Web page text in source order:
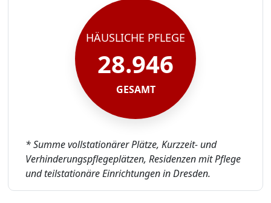
HÄUSLICHE PFLEGE
28.946
GESAMT
* Summe vollstationärer Plätze, Kurzzeit- und
Verhinderungspflegeplätzen, Residenzen mit Pflege
und teilstationäre Einrichtungen in Dresden.